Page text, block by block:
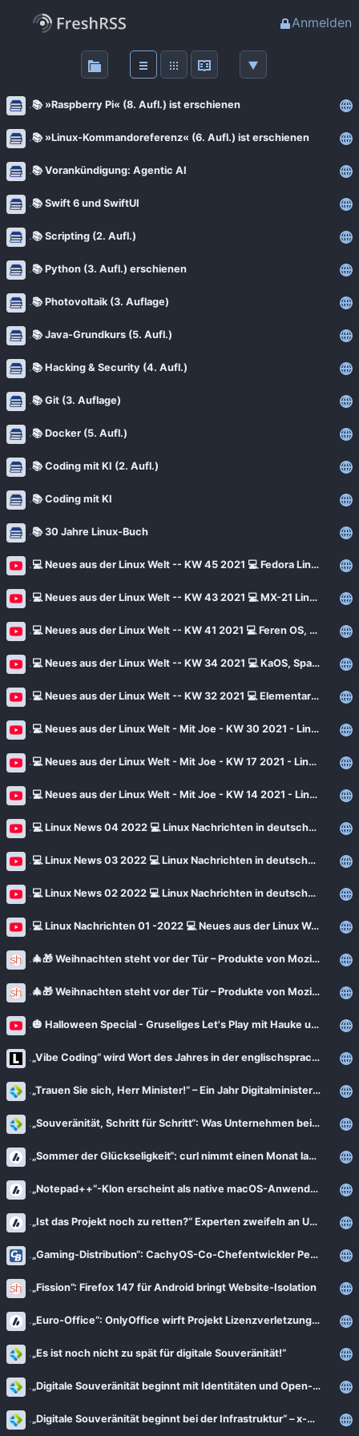
Anmelden
Haupt-Feeds
Wichtige Feeds
Favoriten (0)
Meine Labels
Blogs
AdminForge
Bejonet
BITblokes
CANOX.NET
Do-FOSS
Got tty
ITrig
Koflers Blog
Linux Guides
Linux Umsteiger Kanal
My-IT-Brain
Soeren-Hentzschel.at
News
ComputerBase
FSFE News
Golem.de
Heise Open Source
Linux-Magazin
LinuxCommunity
Linuxnews.de
OSB Alliance
Pro-Linux News
📚 »Raspberry Pi« (8. Aufl.) ist erschienen
📚 »Linux-Kommandoreferenz« (6. Aufl.) ist erschienen
📚 Vorankündigung: Agentic AI
📚 Swift 6 und SwiftUI
📚 Scripting (2. Aufl.)
📚 Python (3. Aufl.) erschienen
📚 Photovoltaik (3. Auflage)
📚 Java-Grundkurs (5. Aufl.)
📚 Hacking & Security (4. Aufl.)
📚 Git (3. Auflage)
📚 Docker (5. Aufl.)
📚 Coding mit KI (2. Aufl.)
📚 Coding mit KI
📚 30 Jahre Linux-Buch
💻 Neues aus der Linux Welt -- KW 45 2021 💻 Fedora Linux 35, Voyager, Linux Mint und mehr
💻 Neues aus der Linux Welt -- KW 43 2021 💻 MX-21 Linux, , Dash to Dock, Free Office 2021und mehr
💻 Neues aus der Linux Welt -- KW 41 2021 💻 Feren OS, Q4OS, Ubuntu, Linux Mint und mehr
💻 Neues aus der Linux Welt -- KW 34 2021 💻 KaOS, Sparky, OpenShot, Manjaro, MX Linux und mehr
💻 Neues aus der Linux Welt -- KW 32 2021 💻 Elementary 6, Siduction, Debian, Zorin OS und mehr
💻 Neues aus der Linux Welt - Mit Joe - KW 30 2021 - Linux New 💻
💻 Neues aus der Linux Welt - Mit Joe - KW 17 2021 - Linux New 💻 Fedora 34 usw.
💻 Neues aus der Linux Welt - Mit Joe - KW 14 2021 - Linux New 💻 Offizieller Arch Linux Installer
💻 Linux News 04 2022 💻 Linux Nachrichten in deutscher Sprache - Ubuntu 22.04 - Debian usw.
💻 Linux News 03 2022 💻 Linux Nachrichten in deutscher Sprache - Linux Mint 21 - Elementary OS usw.
💻 Linux News 02 2022 💻 Linux Nachrichten in deutscher Sprache - Linux Mint - Peppermint usw.
💻 Linux Nachrichten 01 -2022 💻 Neues aus der Linux Welt - Ubuntu - LinuxFX - Deepin OS - ArchLabs
🎄🎁 Weihnachten steht vor der Tür – Produkte von Mozilla als Geschenkidee
🎄🎁 Weihnachten steht vor der Tür – Produkte von Mozilla als Geschenkidee
🎃 Halloween Special - Gruseliges Let's Play mit Hauke und Jean 🎃 - Schocktober 2024
„Vibe Coding“ wird Wort des Jahres in der englischsprachigen Welt
„Trauen Sie sich, Herr Minister!“ – Ein Jahr Digitalministerium – Branchenverband OSBA zieht Bilanz
„Souveränität, Schritt für Schritt“: Was Unternehmen bei ihrer Datenstrategie beachten sollten
„Sommer der Glückseligkeit“: curl nimmt einen Monat lang keine Bug-Reports an
„Notepad++“-Klon erscheint als native macOS-Anwendung – Streit mit Entwickler
„Ist das Projekt noch zu retten?“ Experten zweifeln an Umsetzung der EUDI-Wallet
„Gaming-Distribution“: CachyOS-Co-Chefentwickler Peter Jung im Interview
„Fission”: Firefox 147 für Android bringt Website-Isolation
„Euro-Office“: OnlyOffice wirft Projekt Lizenzverletzungen vor
„Es ist noch nicht zu spät für digitale Souveränität!“
„Digitale Souveränität beginnt mit Identitäten und Open-Source-Software.“
„Digitale Souveränität beginnt bei der Infrastruktur“ – x-cellent technologies im Interview